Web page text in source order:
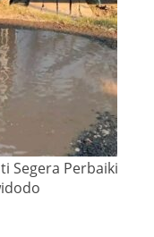
Segera Perbaiki